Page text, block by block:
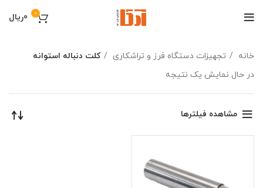
0
0ریال
خانه تجهیزات دستگاه فرز و تراشکاری
کلت دنباله استوانه
در حال نمایش یک نتیجه
مشاهده فیلترها